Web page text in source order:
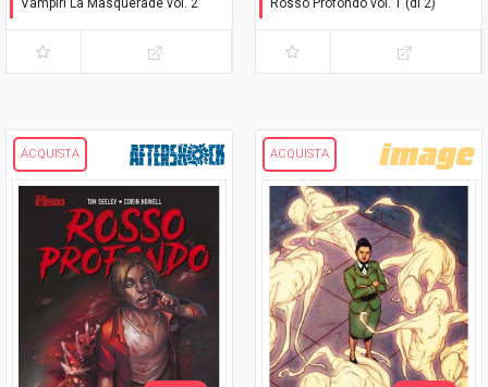
Vampiri La Masquerade vol. 2 Rosso Profondo vol. 1 (di 2)
ACQUISTA ACQUISTA